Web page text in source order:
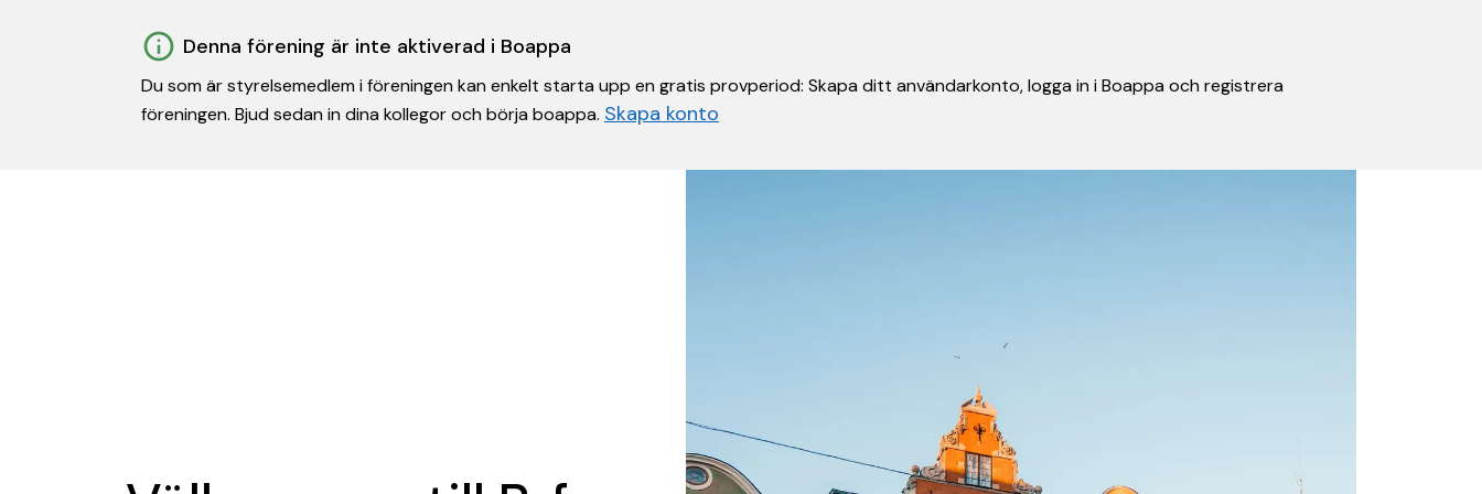
Denna förening är inte aktiverad i Boappa
Du som är styrelsemedlem i föreningen kan enkelt starta upp en gratis provperiod: Skapa ditt användarkonto, logga in i Boappa och registrera
föreningen. Bjud sedan in dina kollegor och börja boappa. Skapa konto